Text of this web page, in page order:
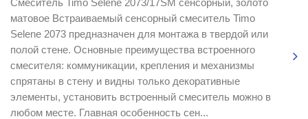
матовое Встраиваемый сенсорный смеситель Timo
Selene 2073 предназначен для монтажа в твердой или
полой стене. Основные преимущества встроенного
смесителя: коммуникации, крепления и механизмы
спрятаны в стену и видны только декоративные
элементы, установить встроенный смеситель можно в
любом месте. Главная особенность сен...